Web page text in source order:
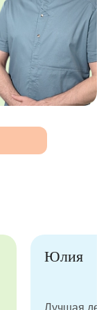
Юлия
Лучшая